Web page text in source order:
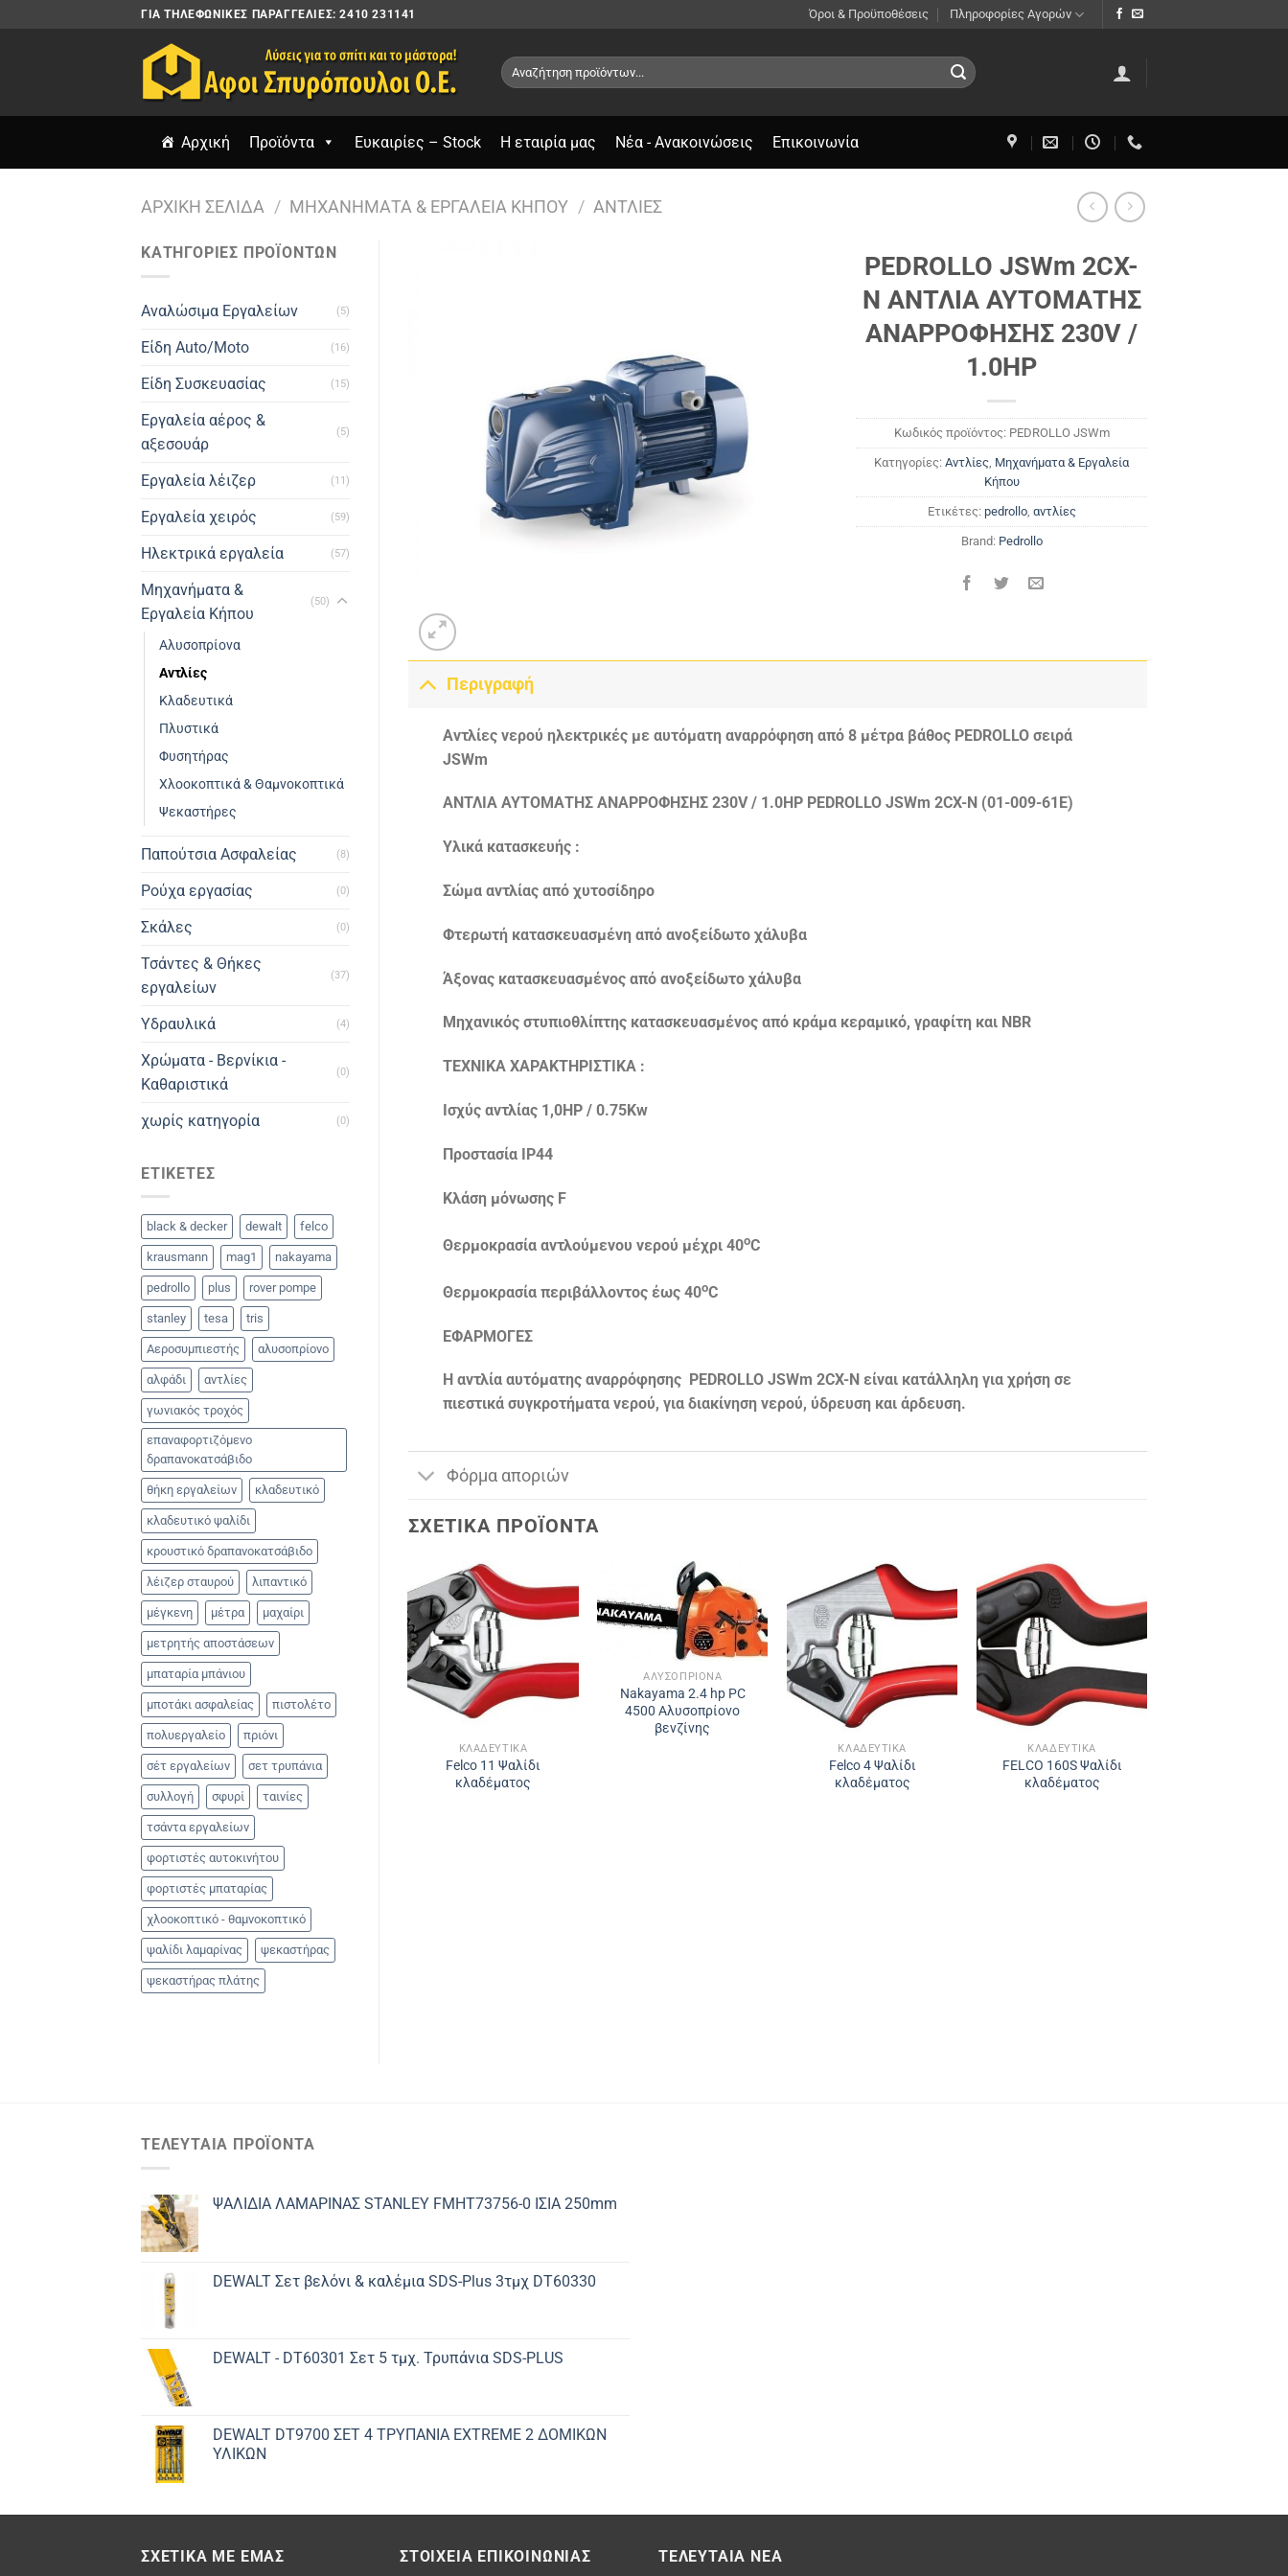
ΓΙΑ ΤΗΛΕΦΩΝΙΚΈΣ ΠΑΡΑΓΓΕΛΊΕΣ: 2410 231141 Όροι & Προϋποθέσεις Πληροφορίες Αγορών
Αναζήτηση
για:
Αρχική Προϊόντα Ευκαιρίες – Stock Η εταιρία μας Νέα - Ανακοινώσεις Επικοινωνία
ΑΡΧΙΚΉ ΣΕΛΊΔΑ / ΜΗΧΑΝΉΜΑΤΑ & ΕΡΓΑΛΕΊΑ ΚΉΠΟΥ / ΑΝΤΛΊΕΣ
ΚΑΤΗΓΟΡΙΕΣ ΠΡΟΪΟΝΤΩΝ
Αναλώσιμα Εργαλείων (5)
Είδη Auto/Moto (16)
Είδη Συσκευασίας (15)
Εργαλεία αέρος &
αξεσουάρ
(5)
Εργαλεία λέιζερ (11)
Εργαλεία χειρός (59)
Ηλεκτρικά εργαλεία (57)
Μηχανήματα &
Εργαλεία Κήπου
(50)
Αλυσοπρίονα
Αντλίες
Κλαδευτικά
Πλυστικά
Φυσητήρας
Χλοοκοπτικά & Θαμνοκοπτικά
Ψεκαστήρες
Παπούτσια Ασφαλείας (8)
Ρούχα εργασίας (0)
Σκάλες (0)
Τσάντες & Θήκες
εργαλείων
(37)
Υδραυλικά (4)
Χρώματα - Βερνίκια -
Καθαριστικά
(0)
χωρίς κατηγορία (0)
ΕΤΙΚΈΤΕΣ
black & decker dewalt felco
krausmann mag1 nakayama
pedrollo plus rover pompe
stanley tesa tris
Αεροσυμπιεστής αλυσοπρίονο
αλφάδι αντλίες
γωνιακός τροχός
επαναφορτιζόμενο
δραπανοκατσάβιδο
θήκη εργαλείων κλαδευτικό
κλαδευτικό ψαλίδι
κρουστικό δραπανοκατσάβιδο
λέιζερ σταυρού λιπαντικό
μέγκενη μέτρα μαχαίρι
μετρητής αποστάσεων
μπαταρία μπάνιου
μποτάκι ασφαλείας πιστολέτο
πολυεργαλείο πριόνι
σέτ εργαλείων σετ τρυπάνια
συλλογή σφυρί ταινίες
τσάντα εργαλείων
φορτιστές αυτοκινήτου
φορτιστές μπαταρίας
χλοοκοπτικό - θαμνοκοπτικό
ψαλίδι λαμαρίνας ψεκαστήρας
ψεκαστήρας πλάτης
PEDROLLO JSWm 2CX-
N ΑΝΤΛΙΑ ΑΥΤΟΜΑΤΗΣ
ΑΝΑΡΡΟΦΗΣΗΣ 230V /
1.0HP
Κωδικός προϊόντος: PEDROLLO JSWm
Κατηγορίες:Αντλίες, Μηχανήματα & Εργαλεία
Κήπου
Ετικέτες: pedrollo, αντλίες
Brand: Pedrollo
Περιγραφή
Αντλίες νερού ηλεκτρικές με αυτόματη αναρρόφηση από 8 μέτρα βάθος PEDROLLO σειρά
JSWm
ΑΝΤΛΙΑ ΑΥΤΟΜΑΤΗΣ ΑΝΑΡΡΟΦΗΣΗΣ 230V / 1.0HP PEDROLLO JSWm 2CX-N (01-009-61E)
Υλικά κατασκευής :
Σώμα αντλίας από χυτοσίδηρο
Φτερωτή κατασκευασμένη από ανοξείδωτο χάλυβα
Άξονας κατασκευασμένος από ανοξείδωτο χάλυβα
Μηχανικός στυπιοθλίπτης κατασκευασμένος από κράμα κεραμικό, γραφίτη και NBR
ΤΕΧΝΙΚΑ ΧΑΡΑΚΤΗΡΙΣΤΙΚΑ :
Ισχύς αντλίας 1,0HP / 0.75Kw
Προστασία IP44
Κλάση μόνωσης F
Θερμοκρασία αντλούμενου νερού μέχρι 40oC
Θερμοκρασία περιβάλλοντος έως 40oC
ΕΦΑΡΜΟΓΕΣ
Η αντλία αυτόματης αναρρόφησης PEDROLLO JSWm 2CX-N είναι κατάλληλη για χρήση σε
πιεστικά συγκροτήματα νερού, για διακίνηση νερού, ύδρευση και άρδευση.
Φόρμα αποριών
ΣΧΕΤΙΚΆ ΠΡΟΪΌΝΤΑ
ΚΛΑΔΕΥΤΙΚΆ
Felco 11 Ψαλίδι
κλαδέματος
ΑΛΥΣΟΠΡΊΟΝΑ
Nakayama 2.4 hp PC
4500 Aλυσοπρίονο
βενζίνης
ΚΛΑΔΕΥΤΙΚΆ
Felco 4 Ψαλίδι
κλαδέματος
ΚΛΑΔΕΥΤΙΚΆ
FELCO 160S Ψαλίδι
κλαδέματος
ΤΕΛΕΥΤΑΊΑ ΠΡΟΪΌΝΤΑ
ΨΑΛΙΔΙΑ ΛΑΜΑΡΙΝΑΣ STANLEY FMHT73756-0 ΙΣΙΑ 250mm
DEWALT Σετ βελόνι & καλέμια SDS-Plus 3τμχ DT60330
DEWALT - DT60301 Σετ 5 τμχ. Τρυπάνια SDS-PLUS
DEWALT DT9700 ΣET 4 ΤΡΥΠΑΝΙΑ EXTREME 2 ΔΟΜΙΚΩΝ
ΥΛΙΚΩΝ
ΣΧΕΤΙΚΆ ΜΕ ΕΜΆΣ ΣΤΟΙΧΕΊΑ ΕΠΙΚΟΙΝΩΝΊΑΣ ΤΕΛΕΥΤΑΊΑ ΝΈΑ